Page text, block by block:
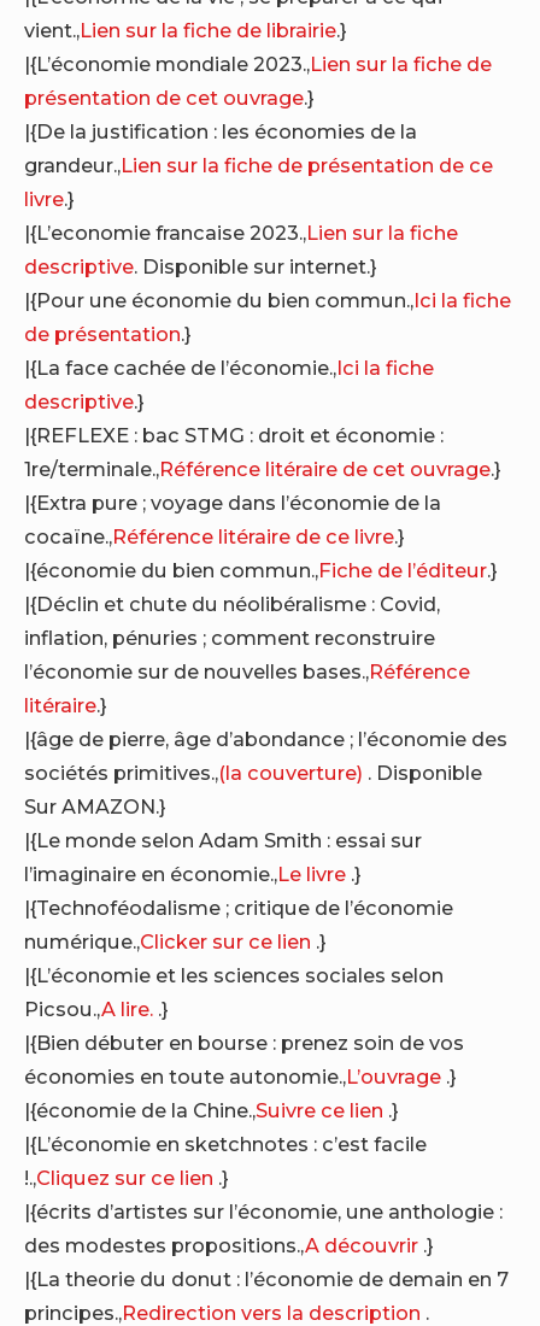
vient.,Lien sur la fiche de librairie.}
|{L’économie mondiale 2023.,Lien sur la fiche de
présentation de cet ouvrage.}
|{De la justification : les économies de la
grandeur.,Lien sur la fiche de présentation de ce
livre.}
|{L’economie francaise 2023.,Lien sur la fiche
descriptive. Disponible sur internet.}
|{Pour une économie du bien commun.,Ici la fiche
de présentation.}
|{La face cachée de l’économie.,Ici la fiche
descriptive.}
|{REFLEXE : bac STMG : droit et économie :
1re/terminale.,Référence litéraire de cet ouvrage.}
|{Extra pure ; voyage dans l’économie de la
cocaïne.,Référence litéraire de ce livre.}
|{économie du bien commun.,Fiche de l’éditeur.}
|{Déclin et chute du néolibéralisme : Covid,
inflation, pénuries ; comment reconstruire
l’économie sur de nouvelles bases.,Référence
litéraire.}
|{âge de pierre, âge d’abondance ; l’économie des
sociétés primitives.,(la couverture) . Disponible
Sur AMAZON.}
|{Le monde selon Adam Smith : essai sur
l’imaginaire en économie.,Le livre .}
|{Technoféodalisme ; critique de l’économie
numérique.,Clicker sur ce lien .}
|{L’économie et les sciences sociales selon
Picsou.,A lire. .}
|{Bien débuter en bourse : prenez soin de vos
économies en toute autonomie.,L’ouvrage .}
|{économie de la Chine.,Suivre ce lien .}
|{L’économie en sketchnotes : c’est facile
!.,Cliquez sur ce lien .}
|{écrits d’artistes sur l’économie, une anthologie :
des modestes propositions.,A découvrir .}
|{La theorie du donut : l’économie de demain en 7
principes.,Redirection vers la description .